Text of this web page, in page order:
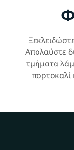
Απολαύστε
τμήματα
πορτοκαλί